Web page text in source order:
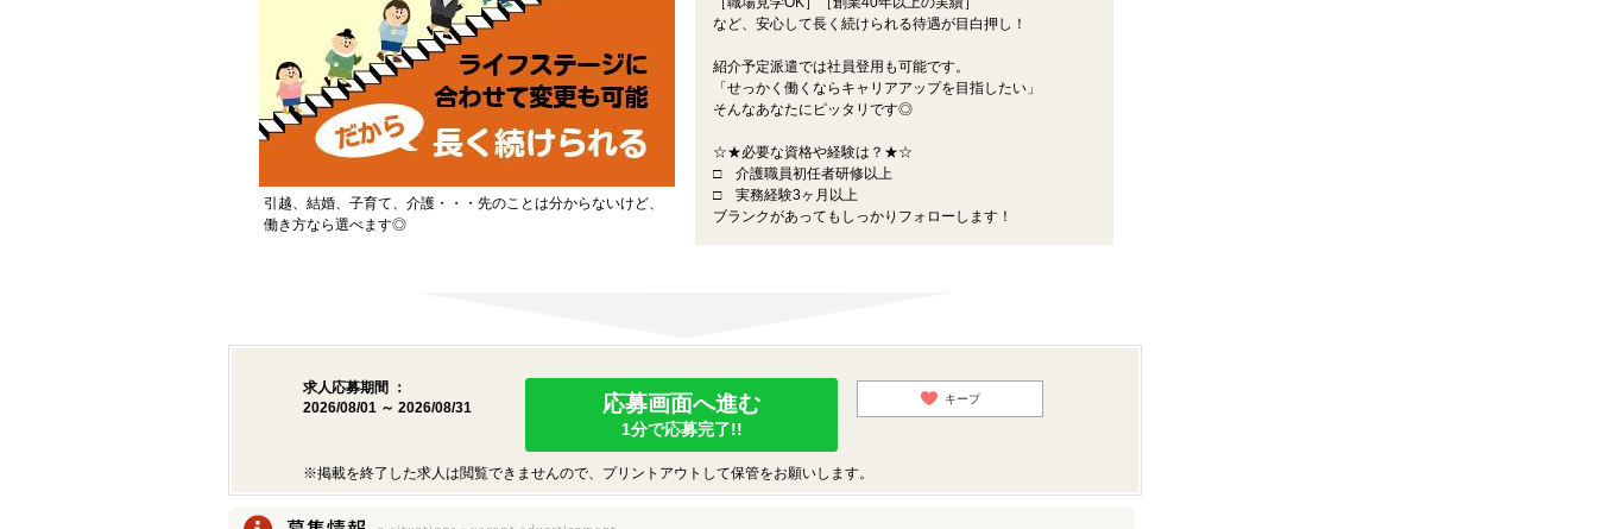
引越、結婚、子育て、介護・・・先のことは分からないけど、
働き方なら選べます◎
など、安心して長く続けられる待遇が目白押し！
紹介予定派遣では社員登用も可能です。
「せっかく働くならキャリアアップを目指したい」
そんなあなたにピッタリです◎
☆★必要な資格や経験は？★☆
□ 介護職員初任者研修以上
□ 実務経験3ヶ月以上
ブランクがあってもしっかりフォローします！
求人応募期間 ：
2026/08/01 ～ 2026/08/31
応募画面へ進む
1分で応募完了!!
キープ
※掲載を終了した求人は閲覧できませんので、プリントアウトして保管をお願いします。